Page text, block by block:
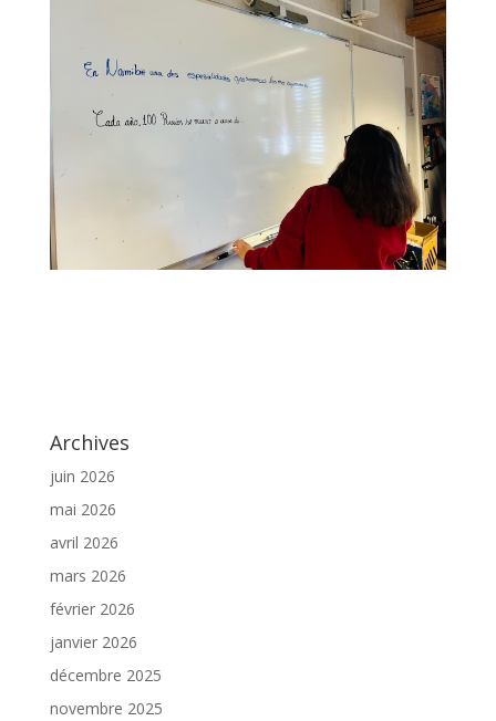
Archives
juin 2026
mai 2026
avril 2026
mars 2026
février 2026
janvier 2026
décembre 2025
novembre 2025